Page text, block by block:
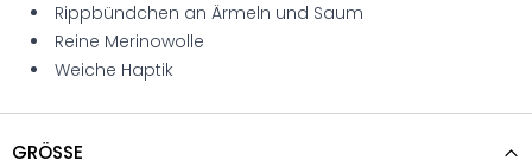
Rippbündchen an Ärmeln und Saum
Reine Merinowolle
Weiche Haptik
GRÖSSE